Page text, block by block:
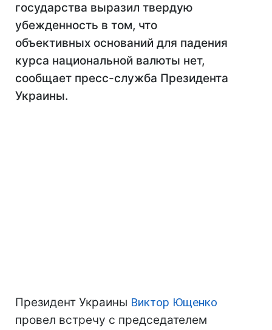
государства выразил твердую
убежденность в том, что
объективных оснований для падения
курса национальной валюты нет,
сообщает пресс-служба Президента
Украины.
Президент Украины Виктор Ющенко
провел встречу с председателем